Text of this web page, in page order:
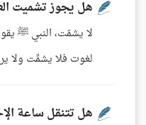
هل يجوز تشميت
لا يشمّت، النبي ﷺ
لغوت فلا يشمِّت ولا
هل تتنقل ساعة